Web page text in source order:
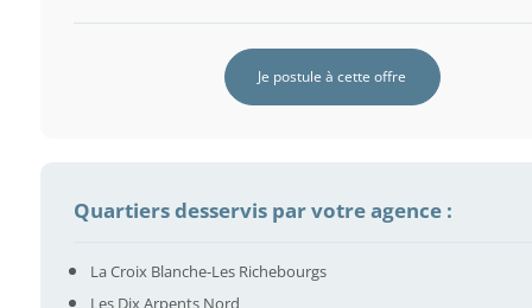
Je postule à cette offre
Quartiers desservis par votre agence :
La Croix Blanche-Les Richebourgs
Les Dix Arpents Nord